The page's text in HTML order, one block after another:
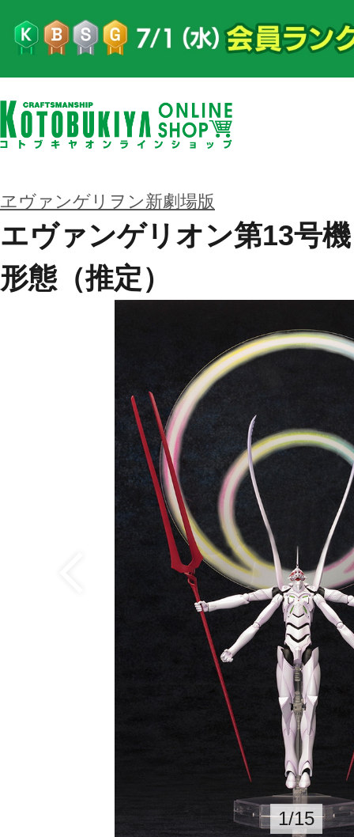
ヱヴァンゲリヲン新劇場版
エヴァンゲリオン第13号
形態（推定）
1/15